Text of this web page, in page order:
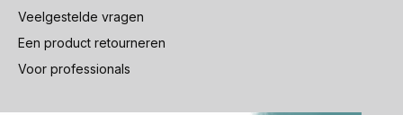
Veelgestelde vragen
Een product retourneren
Voor professionals